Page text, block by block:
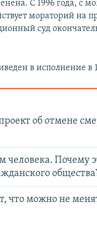
С 1996 года, с
мораторий на
суд
в исполнение в
об отмене
человека. Почему
что можно не